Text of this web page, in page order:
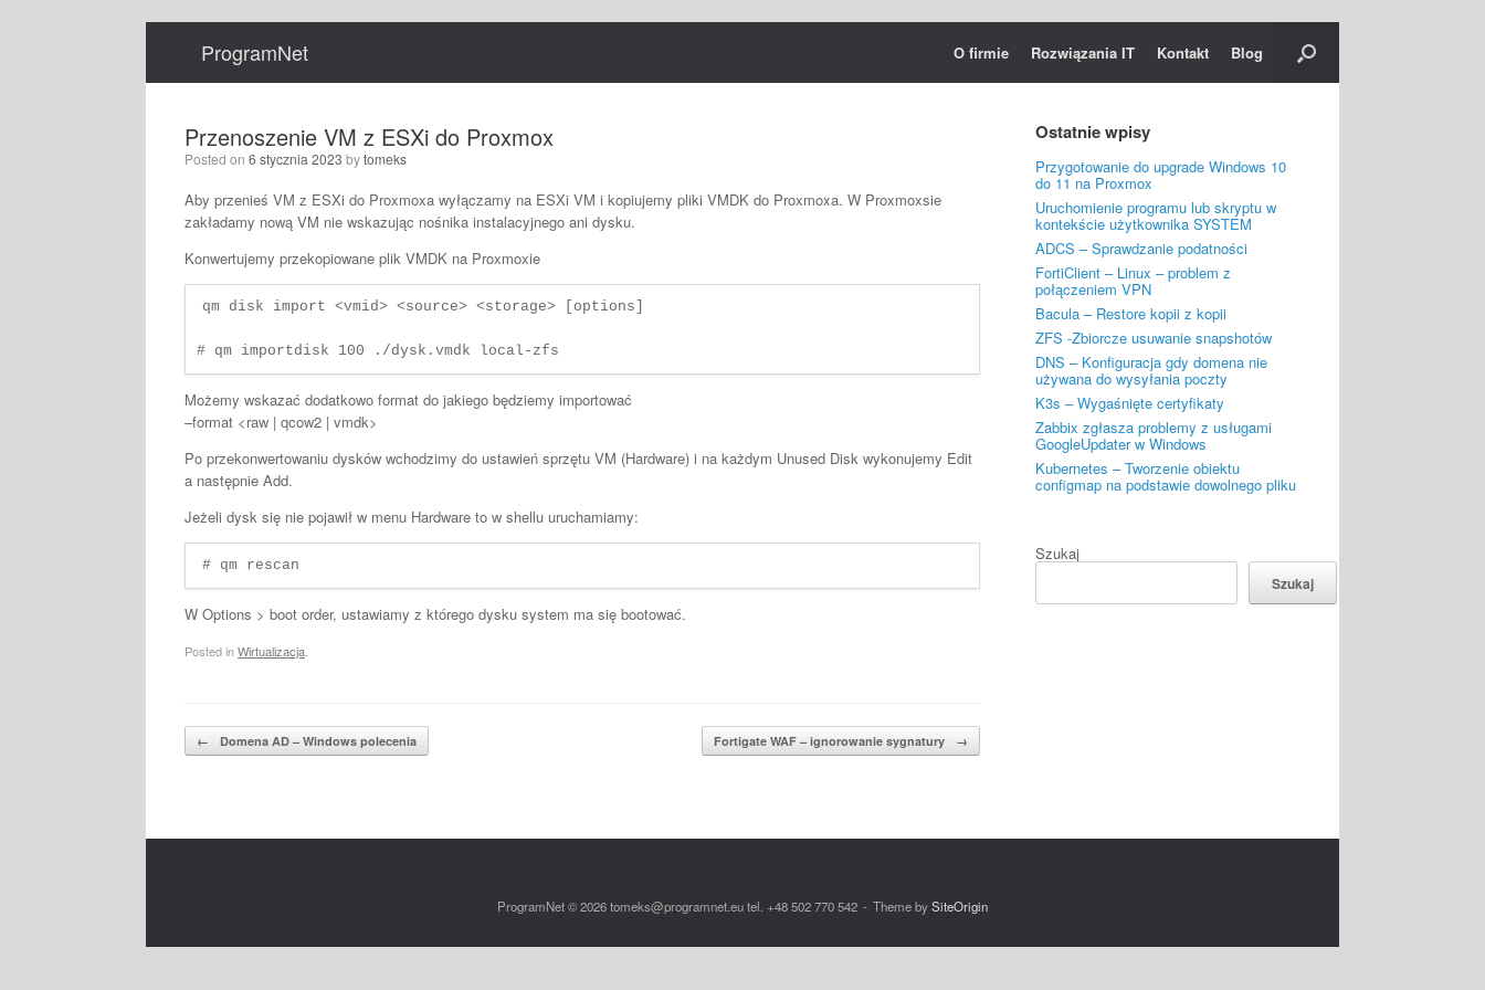
Skip
ProgramNet O firmie Rozwiązania IT Kontakt Blog
Przenoszenie VM z ESXi do Proxmox
Posted on 6 stycznia 2023 bytomeks
Aby przenieś VM z ESXi do Proxmoxa wyłączamy na ESXi VM i kopiujemy pliki VMDK do Proxmoxa. W Proxmoxsie
zakładamy nową VM nie wskazując nośnika instalacyjnego ani dysku.
Konwertujemy przekopiowane plik VMDK na Proxmoxie
qm disk import <vmid> <source> <storage> [options]
Możemy wskazać dodatkowo format do jakiego będziemy importować
–format <raw | qcow2 | vmdk>
Po przekonwertowaniu dysków wchodzimy do ustawień sprzętu VM (Hardware) i na każdym Unused Disk wykonujemy Edit
a następnie Add.
Jeżeli dysk się nie pojawił w menu Hardware to w shellu uruchamiamy:
# qm rescan
W Options > boot order, ustawiamy z którego dysku system ma się bootować.
Posted inWirtualizacja
Post navigation
← Domena AD – Windows polecenia Fortigate WAF – ignorowanie sygnatury →
Ostatnie wpisy
Przygotowanie do upgrade Windows 10
do 11 na Proxmox
Uruchomienie programu lub skryptu w
kontekście użytkownika SYSTEM
ADCS – Sprawdzanie podatności
FortiClient – Linux – problem z
połączeniem VPN
Bacula – Restore kopii z kopii
ZFS -Zbiorcze usuwanie snapshotów
DNS – Konfiguracja gdy domena nie
używana do wysyłania poczty
K3s – Wygaśnięte certyfikaty
Zabbix zgłasza problemy z usługami
GoogleUpdater w Windows
Kubernetes – Tworzenie obiektu
configmap na podstawie dowolnego pliku
Szukaj
Szukaj
ProgramNet © 2026 tomeks@programnet.eu tel. +48 502 770 542 Theme bySiteOrigin